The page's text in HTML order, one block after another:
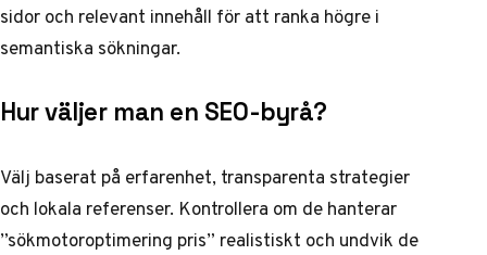
sidor och relevant innehåll för att ranka högre i
semantiska sökningar.
Hur väljer man en SEO-byrå?
Välj baserat på erfarenhet, transparenta strategier
och lokala referenser. Kontrollera om de hanterar
”sökmotoroptimering pris” realistiskt och undvik de